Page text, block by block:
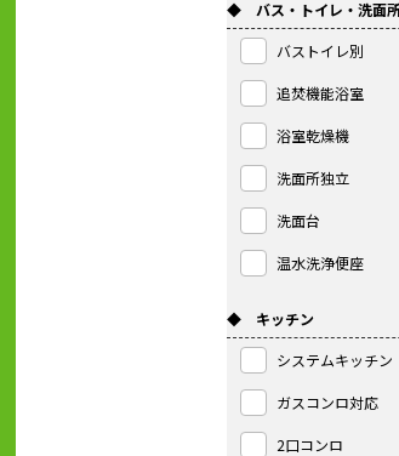
◆ バス・トイレ・洗面
バストイレ別
追焚機能浴室
浴室乾燥機
洗面所独立
洗面台
温水洗浄便座
◆ キッチン
システムキッチン
ガスコンロ対応
2口コンロ